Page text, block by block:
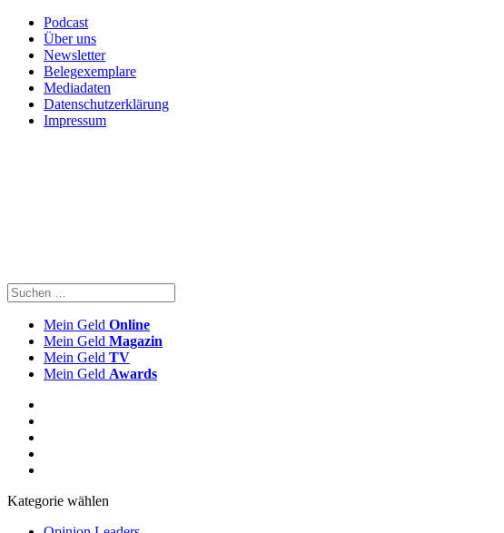
Podcast
Über uns
Newsletter
Belegexemplare
Mediadaten
Datenschutzerklärung
Impressum
Mein Geld Online
Mein Geld Magazin
Mein Geld TV
Mein Geld Awards
Kategorie wählen